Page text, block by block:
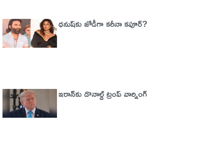
ధనుష్‌కు జోడీగా కరీనా కపూర్?
ఇరాన్‌కు డొనాల్డ్ ట్రంప్ వార్నింగ్‌